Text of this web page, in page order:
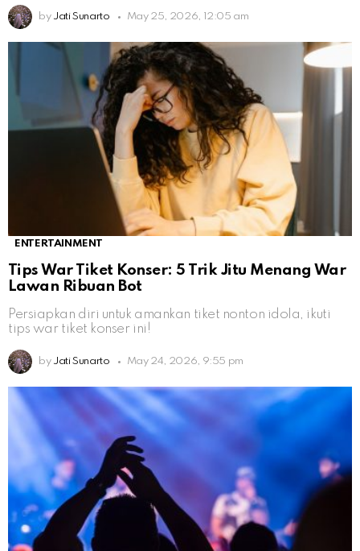
by Jati Sunarto May 25, 2026, 12:05 am
ENTERTAINMENT
Tips War Tiket Konser: 5 Trik Jitu Menang War
Lawan Ribuan Bot
Persiapkan diri untuk amankan tiket nonton idola, ikuti
tips war tiket konser ini!
by Jati Sunarto May 24, 2026, 9:55 pm